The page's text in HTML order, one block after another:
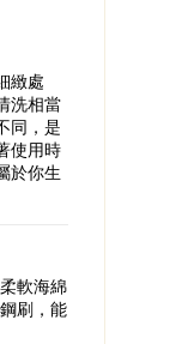
緻處
洗相當
同，是
使用時
於你生
軟海綿
刷，能